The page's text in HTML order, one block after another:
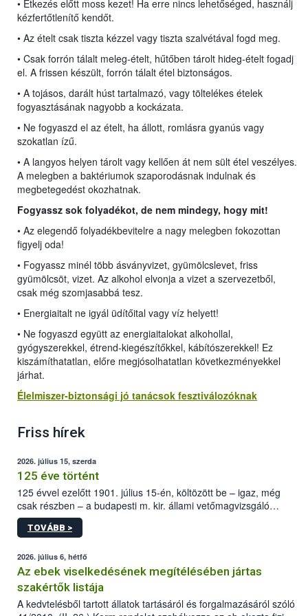
• Étkezés előtt moss kezet! Ha erre nincs lehetőséged, használj
kézfertőtlenítő kendőt.
• Az ételt csak tiszta kézzel vagy tiszta szalvétával fogd meg.
• Csak forrón tálalt meleg-ételt, hűtőben tárolt hideg-ételt fogadj
el. A frissen készült, forrón tálalt étel biztonságos.
• A tojásos, darált húst tartalmazó, vagy töltelékes ételek
fogyasztásának nagyobb a kockázata.
• Ne fogyaszd el az ételt, ha állott, romlásra gyanús vagy
szokatlan ízű.
• A langyos helyen tárolt vagy kellően át nem sült étel veszélyes.
A melegben a baktériumok szaporodásnak indulnak és
megbetegedést okozhatnak.
Fogyassz sok folyadékot, de nem mindegy, hogy mit!
• Az elegendő folyadékbevitelre a nagy melegben fokozottan
figyelj oda!
• Fogyassz minél több ásványvizet, gyümölcslevet, friss
gyümölcsöt, vizet. Az alkohol elvonja a vizet a szervezetből,
csak még szomjasabbá tesz.
• Energiaitalt ne igyál üdítőital vagy víz helyett!
• Ne fogyaszd együtt az energiaitalokat alkohollal,
gyógyszerekkel, étrend-kiegészítőkkel, kábítószerekkel! Ez
kiszámíthatatlan, előre megjósolhatatlan következményekkel
járhat.
Élelmiszer-biztonsági jó tanácsok fesztiválozóknak
Friss hírek
2026. július 15, szerda
125 éve történt
125 évvel ezelőtt 1901. július 15-én, költözött be – igaz, még
csak részben – a budapesti m. kir. állami vetőmagvizsgáló
állomás a Kis Rókus utca 15. szám alatti, Czigler Győző által
tervezett új épületébe.
TOVÁBB >
2026. július 6, hétfő
Az ebek viselkedésének megítélésében jártas
szakértők listája
A kedvtelésből tartott állatok tartásáról és forgalmazásáról szóló